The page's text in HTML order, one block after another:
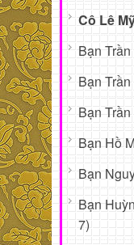
Cô Lê
Bạn
Bạn
Bạn
Bạn Hồ
Bạn
Bạn
7)